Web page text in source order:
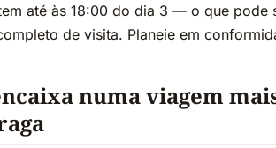
até às 18:00 do dia 3 — o que pode
de visita. Planeie em
numa viagem